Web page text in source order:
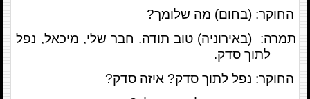
החוקר: (בחום) מה שלומך?
תמרה: (באירוניה) טוב תודה. חבר שלי, מיכאל, נפל
לתוך סדק.
החוקר: נפל לתוך סדק? איזה סדק?